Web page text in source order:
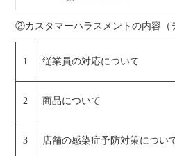
②カスタマーハラスメントの内容（
1 従業員の対応について
2 商品について
3 店舗の感染症予防対策につい